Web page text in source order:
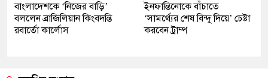
বাংলাদেশকে ‘নিজের বাড়ি’
বললেন ব্রাজিলিয়ান কিংবদন্তি
রবার্তো কার্লোস
ইনফান্তিনোকে বাঁচাতে
‘সামর্থ্যের শেষ বিন্দু দিয়ে’ চেষ্টা
করবেন ট্রাম্প